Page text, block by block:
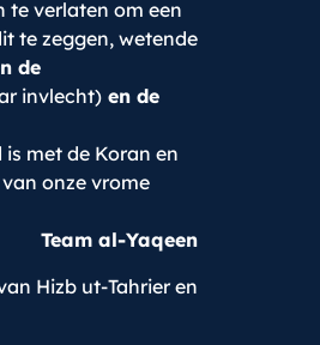
te verlaten om een
te zeggen, wetende
de
invlecht) en de
met de Koran en
onze vrome
Team al-Yaqeen
Hizb ut-Tahrier en